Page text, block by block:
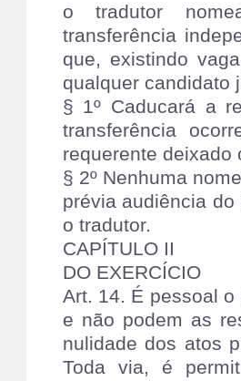
o tradutor
transferência
que, existindo
qualquer candidato
§ 1º Caducará a
transferência
requerente deixado
§ 2º Nenhuma
prévia audiência
o tradutor.
CAPÍTULO II
DO EXERCÍCIO
Art. 14. É pessoal
e não podem as
nulidade dos atos
Toda via, é